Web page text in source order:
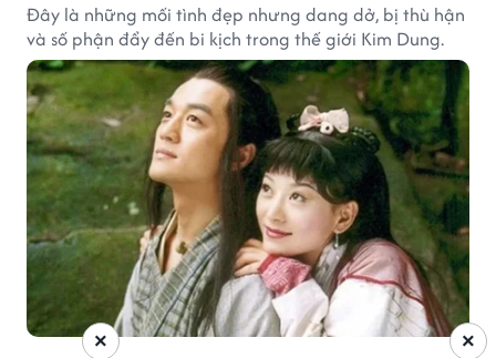
Đây là những mối tình đẹp nhưng dang dở, bị thù hận
và số phận đẩy đến bi kịch trong thế giới Kim Dung.
×
×